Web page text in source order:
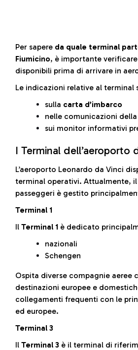
Per sapere da quale terminal
Fiumicino, è importante
disponibili prima di arrivare in
Le indicazioni relative al terminal
sulla carta d’imbarco
nelle comunicazioni
sui monitor informativi
I Terminal dell’aeroporto
L’aeroporto Leonardo da Vinci
terminal operativi. Attualmente,
passeggeri è gestito
Terminal 1
Il Terminal 1 è dedicato
nazionali
Schengen
Ospita diverse compagnie aeree
destinazioni europee e
collegamenti frequenti con le
ed europee.
Terminal 3
Il Terminal 3 è il terminal di